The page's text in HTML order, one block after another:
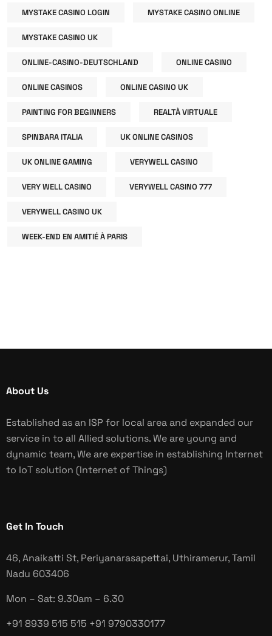
MYSTAKE CASINO LOGIN MYSTAKE CASINO ONLINE
MYSTAKE CASINO UK
ONLINE-CASINO-DEUTSCHLAND ONLINE CASINO
ONLINE CASINOS ONLINE CASINO UK
PAINTING FOR BEGINNERS REALTÀ VIRTUALE
SPINBARA ITALIA UK ONLINE CASINOS
UK ONLINE GAMING VERYWELL CASINO
VERY WELL CASINO VERYWELL CASINO 777
VERYWELL CASINO UK
WEEK-END EN AMITIÉ À PARIS
About Us
Established as an ISP for local area and expanded our
service in to all Allied solutions. We are young and
dynamic team, We are expertise in establishing Internet
to IoT solution (Internet of Things)
Get In Touch
46, Anaikatti St, Periyanarasapettai, Uthiramerur, Tamil
Nadu 603406
Mon – Sat: 9.30am – 6.30
+91 8939 515 515 +91 9790330177